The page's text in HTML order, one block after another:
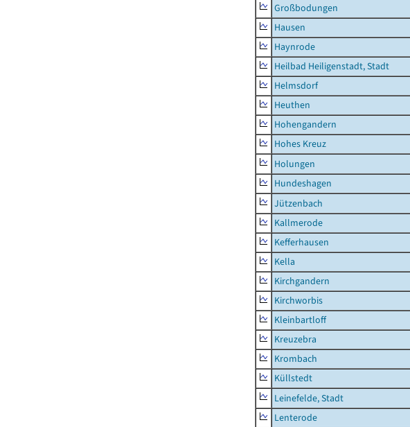
Großbodungen
Hausen
Haynrode
Heilbad Heiligenstadt, Stadt
Helmsdorf
Heuthen
Hohengandern
Hohes Kreuz
Holungen
Hundeshagen
Jützenbach
Kallmerode
Kefferhausen
Kella
Kirchgandern
Kirchworbis
Kleinbartloff
Kreuzebra
Krombach
Küllstedt
Leinefelde, Stadt
Lenterode